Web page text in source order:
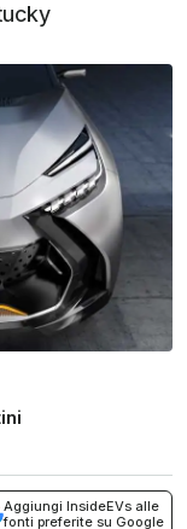
Aggiungi InsideEVs alle
fonti preferite su Google